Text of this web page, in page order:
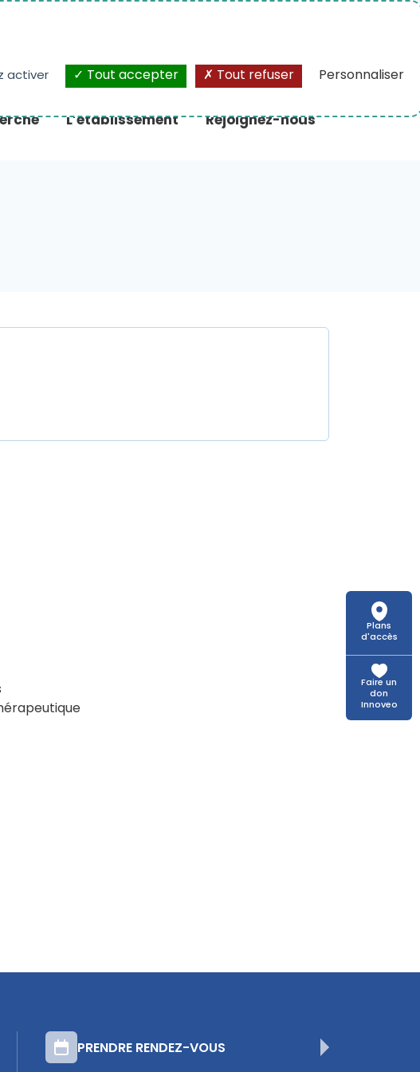
L’établissement Rejoignez-nous
Plans
d'accès
Faire un
don
Innoveo
PRENDRE RENDEZ-VOUS
activer Tout accepter Tout refuser Personnaliser